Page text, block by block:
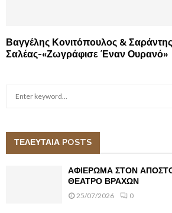
Βαγγέλης Κονιτόπουλος & Σαράντης
Σαλέας-«Ζωγράφισε Έναν Ουρανό»
h
ΤΕΛΕΥΤΑΙΑ POSTS
ΑΦΙΕΡΩΜΑ ΣΤΟΝ
ΘΕΑΤΡΟ ΒΡΑΧΩΝ
25/07/2026 0